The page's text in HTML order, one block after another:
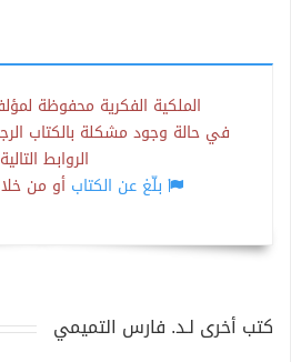
الملكية الفكرية محفوظة
في حالة وجود مشكلة بالكتاب
الروابط
بلّغ عن الكتاب أو من
كتب أخرى لـد. فارس التميمي